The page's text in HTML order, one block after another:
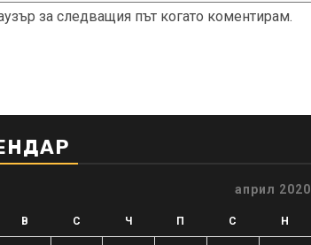
за следващия път когато коментирам.
април 2020
В С Ч П С Н